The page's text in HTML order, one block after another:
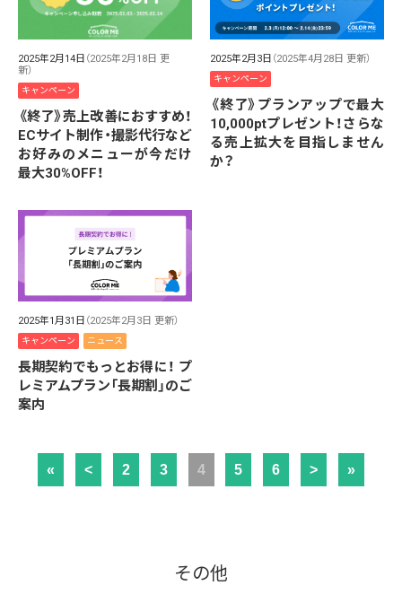
2025年2月14日 （2025年2月18日 更
新）
キャンペーン
《終了》売上改善におすすめ！
ECサイト制作・撮影代行など
お好みのメニューが今だけ
最大30%OFF！
2025年2月3日 （2025年4月28日 更新）
キャンペーン
《終了》プランアップで最大
10,000ptプレゼント！さらな
る売上拡大を目指しません
か？
2025年1月31日 （2025年2月3日 更新）
キャンペーン ニュース
長期契約でもっとお得に！ プ
レミアムプラン「長期割」のご
案内
« < 2 3 4 5 6 > »
その他